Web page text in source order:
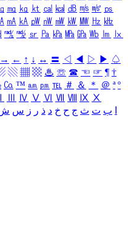
㎎ ㎏ ㏏ ㎈ ㎉ ㏈ ㎧ ㎨ ㎰
㎃ ㎄ ㎺ ㎻ ㎽ ㎾ ㎿ ㎐ ㎑
㎮ ㎯ ㏛ ㎩ ㎪ ㎫ ㎬ ㏝ ㏐
㏓
→ ← ↑ ↓ ↔ 〓 ◁ ◀ ▷ ▶ ♤
▧ ▦ ▩ ♨ ☏ ☎ ☜ ☞ ¶ †
㏇ ™ ㏂ ㏘ ℡ ＃ ＆ ＊ ＠ ª º
Ⅳ Ⅴ Ⅵ Ⅶ Ⅷ Ⅸ Ⅹ
ب ت ث ج ح خ د ذ ر ز س